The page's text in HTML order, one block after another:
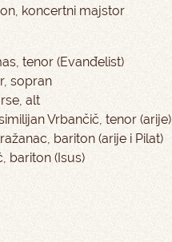
koncertni majstor
tenor (Evanđelist)
sopran
alt
Vrbančič, tenor (arije)
bariton (arije i Pilat)
bariton (Isus)